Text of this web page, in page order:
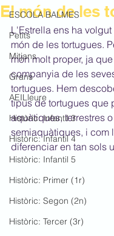
ESCOLA BALMES
Petits
Mitjans
Grans
AEILleure
Històric: Infantil 3
Històric: Infantil 4
Històric: Infantil 5
Històric: Primer (1r)
Històric: Segon (2n)
Històric: Tercer (3r)
El món de les
L'Estrella ens ha
món de les tortugues.
món molt proper, ja
companyia de les
tortugues. Hem
tipus de tortugues que
aquàtiques, terrestres o
semiaquàtiques, i com
diferenciar en tan sols